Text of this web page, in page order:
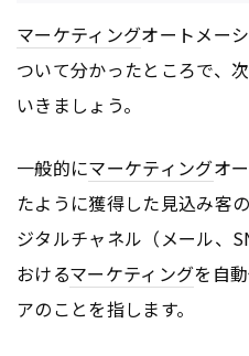
マーケティングオートメー
ついて分かったところで、
いきましょう。
一般的にマーケティングオ
たように獲得した見込み客
ジタルチャネル（メール、
おけるマーケティングを自
アのことを指します。